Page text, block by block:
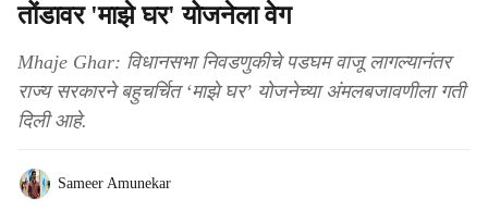
तोंडावर 'माझे घर' योजनेला वेग
Mhaje Ghar: विधानसभा निवडणुकीचे पडघम वाजू लागल्यानंतर
राज्य सरकारने बहुचर्चित ‘माझे घर’ योजनेच्या अंमलबजावणीला गती
दिली आहे.
Sameer Amunekar